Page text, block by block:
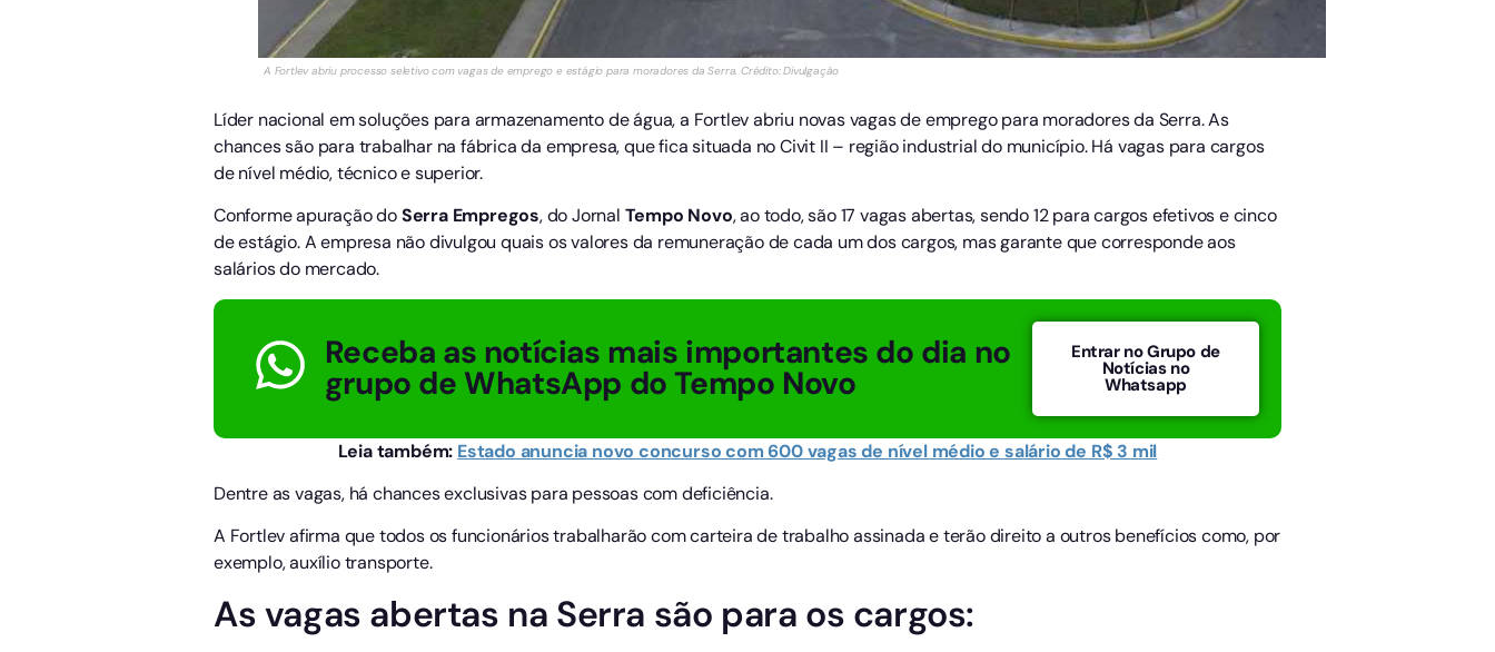
A Fortlev abriu processo seletivo com vagas de emprego e estágio para moradores da Serra. Crédito: Divulgação
Líder nacional em soluções para armazenamento de água, a Fortlev abriu novas vagas de emprego para moradores da Serra. As
chances são para trabalhar na fábrica da empresa, que fica situada no Civit II – região industrial do município. Há vagas para cargos
de nível médio, técnico e superior.
Conforme apuração doSerra Empregos, do Jornal Tempo Novo, ao todo, são 17 vagas abertas, sendo 12 para cargos efetivos e cinco
de estágio. A empresa não divulgou quais os valores da remuneração de cada um dos cargos, mas garante que corresponde aos
salários do mercado.
Receba as notícias mais importantes do dia no
grupo de WhatsApp do Tempo Novo
Entrar no Grupo de
Notícias no
Whatsapp
Leia também: Estado anuncia novo concurso com 600 vagas de nível médio e salário de R$ 3 mil
Dentre as vagas, há chances exclusivas para pessoas com deficiência.
A Fortlev afirma que todos os funcionários trabalharão com carteira de trabalho assinada e terão direito a outros benefícios como, por
exemplo, auxílio transporte.
As vagas abertas na Serra são para os cargos: